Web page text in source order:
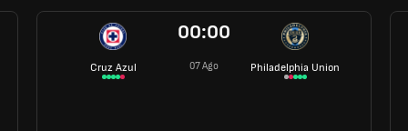
Cruz Azul
00:00
07 Ago Philadelphia Union